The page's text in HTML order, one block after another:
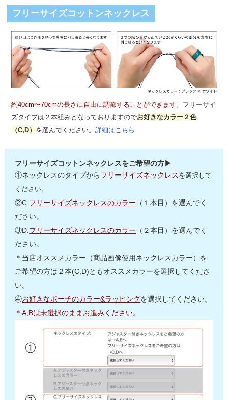
フリーサイズコットンネックレス
約40cm〜70cmの長さに自由に調節することができます。 フリーサイ
ズタイプは２本組みとなっておりますのでお好きなカラー２色
（C,D） を選んでください。 詳細はこちら
フリーサイズコットンネックレスをご希望の方▶
①ネックレスのタイプから フリーサイズネックレス を選択して
ください。
②C. フリーサイズネックレスのカラー （１本目）を選んでく
ださい。
③D. フリーサイズネックレスのカラー （２本目）を選んでく
ださい。
＊当店オススメカラー（商品画像使用ネックレスカラー）を
ご希望の方は２本(C,D)ともオススメカラーを選択してくださ
い。
④お好きなポーチのカラー&ラッピングを選択してください。
＊A,Bは未選択のままお進みください。